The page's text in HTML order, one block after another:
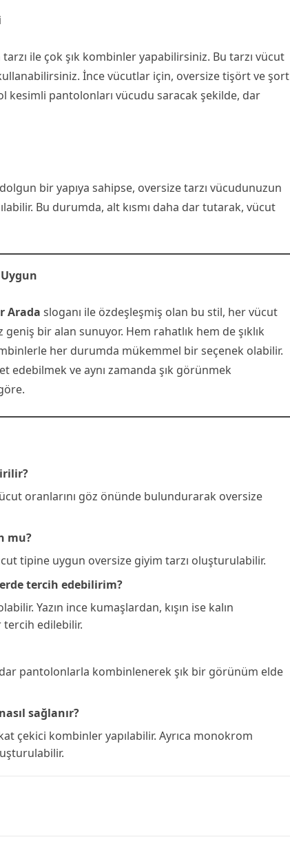
ile çok şık kombinler yapabilirsiniz. Bu tarzı vücut
İnce vücutlar için, oversize tişört ve şort
kesimli pantolonları vücudu saracak şekilde, dar
bir yapıya sahipse, oversize tarzı vücudunuzun
Bu durumda, alt kısmı daha dar tutarak, vücut
Arada sloganı ile özdeşleşmiş olan bu stil, her vücut
bir alan sunuyor. Hem rahatlık hem de şıklık
her durumda mükemmel bir seçenek olabilir.
ve aynı zamanda şık görünmek
oranlarını göz önünde bulundurarak oversize
mu?
tipine uygun oversize giyim tarzı oluşturulabilir.
tercih edebilirim?
Yazın ince kumaşlardan, kışın ise kalın
tercih edilebilir.
pantolonlarla kombinlenerek şık bir görünüm elde
sağlanır?
çekici kombinler yapılabilir. Ayrıca monokrom